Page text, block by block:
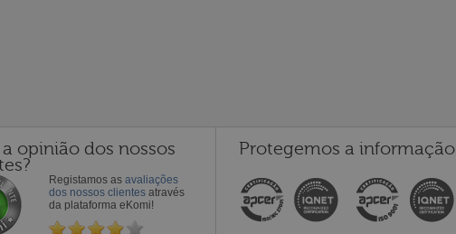
opinião dos nossos
Registamos as avaliações
dos nossos clientes através
da plataforma eKomi!
Protegemos a informação